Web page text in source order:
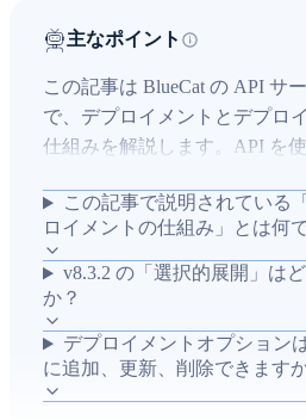
主なポイント
この記事は BlueCat の API サ
で、デプロイメントとデプロ
仕組みを解説します。API を
プションの追加方法やAPI経
ションの更新と削除操作を実
の影響と利点を扱います。登
Mistry（Community Specialist,
以上のITサポート経験を踏ま
の適用やトラブル対応に役立
ます。
この記事で説明されている
ロイメントの仕組み」とは何
v8.3.2 の「選択的展開」は
か？
デプロイメントオプション
に追加、更新、削除できます